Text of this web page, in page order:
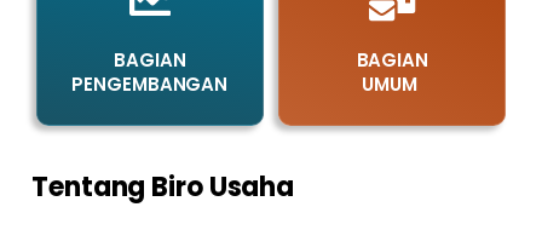
BAGIAN
PENGEMBANGAN
BAGIAN
UMUM
Tentang Biro Usaha